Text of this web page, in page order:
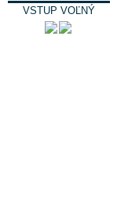
VSTUP VOĽNÝ